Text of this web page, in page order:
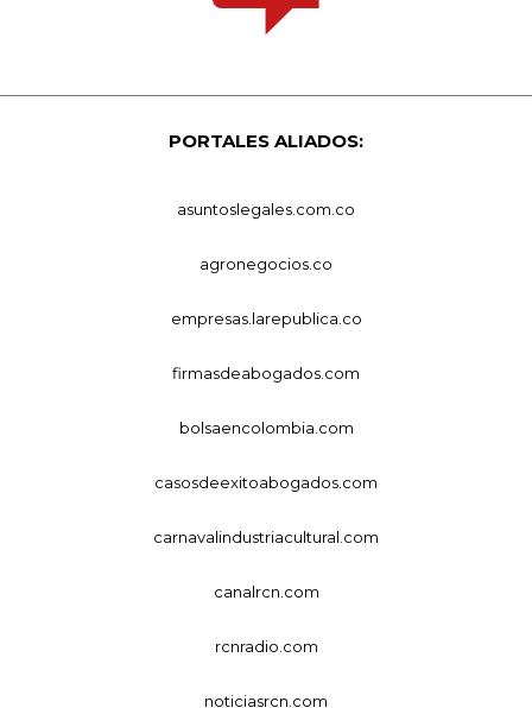
PORTALES ALIADOS:
asuntoslegales.com.co
agronegocios.co
empresas.larepublica.co
firmasdeabogados.com
bolsaencolombia.com
casosdeexitoabogados.com
carnavalindustriacultural.com
canalrcn.com
rcnradio.com
noticiasrcn.com